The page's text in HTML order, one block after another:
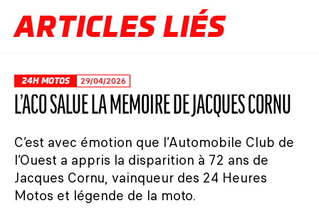
ARTICLES LIÉS
24H MOTOS 29/04/2026
L’ACO SALUE LA MÉMOIRE DE JACQUES CORNU
C’est avec émotion que l’Automobile Club de
l’Ouest a appris la disparition à 72 ans de
Jacques Cornu, vainqueur des 24 Heures
Motos et légende de la moto.